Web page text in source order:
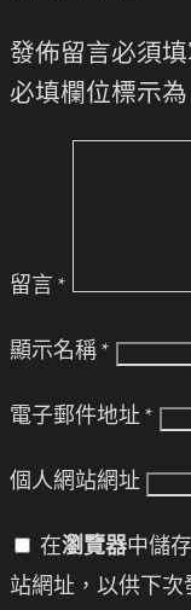
發佈留言必須
必填欄位標示為
留言 *
顯示名稱 *
電子郵件地址 *
個人網站網址
在瀏覽器中儲
站網址，以供下次